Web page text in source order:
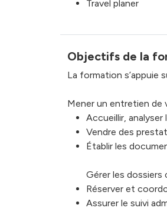
Travel planer
Objectifs de la
La formation s’appuie
Mener un entretien de
Accueillir,
Vendre des
Établir les
Gérer les dossiers
Réserver et
Assurer le suivi